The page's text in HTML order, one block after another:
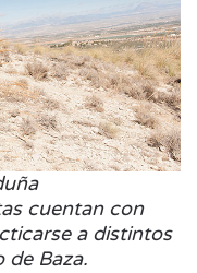
cuentan con
a distintos
de Baza.